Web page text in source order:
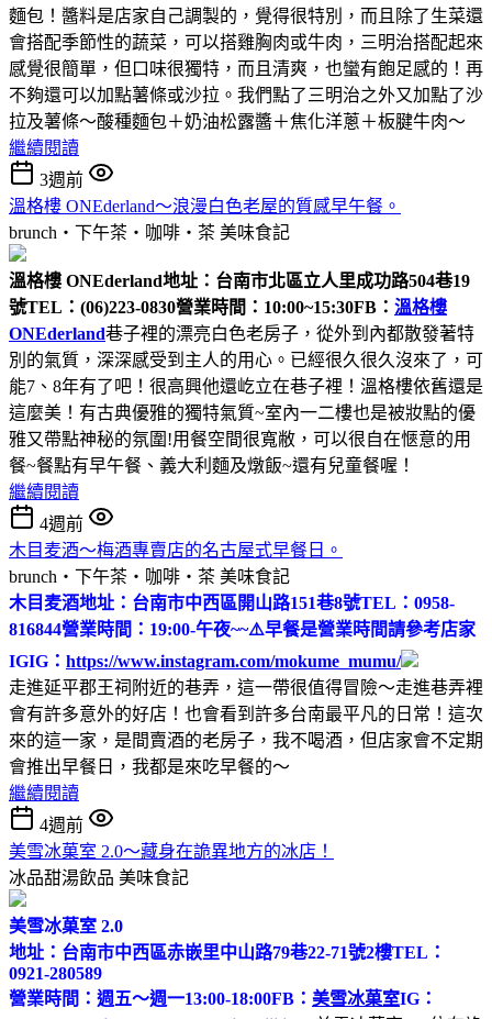
麵包！醬料是店家自己調製的，覺得很特別，而且除了生菜還
會搭配季節性的蔬菜，可以搭雞胸肉或牛肉，三明治搭配起來
感覺很簡單，但口味很獨特，而且清爽，也蠻有飽足感的！再
不夠還可以加點薯條或沙拉。我們點了三明治之外又加點了沙
拉及薯條～酸種麵包＋奶油松露醬＋焦化洋蔥＋板腱牛肉～
繼續閱讀
3週前
溫格樓 ONEderland～浪漫白色老屋的質感早午餐。
brunch‧下午茶‧咖啡‧茶 美味食記
溫格樓 ONEderland地址：台南市北區立人里成功路504巷19
號TEL：(06)223-0830營業時間：10:00~15:30FB： 溫格樓
ONEderland巷子裡的漂亮白色老房子，從外到內都散發著特
別的氣質，深深感受到主人的用心。已經很久很久沒來了，可
能7、8年有了吧！很高興他還屹立在巷子裡！溫格樓依舊還是
這麼美！有古典優雅的獨特氣質~室內一二樓也是被妝點的優
雅又帶點神秘的氛圍!用餐空間很寬敝，可以很自在愜意的用
餐~餐點有早午餐、義大利麵及燉飯~還有兒童餐喔！
繼續閱讀
4週前
木目麦酒～梅酒專賣店的名古屋式早餐日。
brunch‧下午茶‧咖啡‧茶 美味食記
木目麦酒地址：台南市中西區開山路151巷8號TEL：0958-
816844營業時間：19:00-午夜~~⚠️早餐是營業時間請參考店家
IGIG： https://www.instagram.com/mokume_mumu/
走進延平郡王祠附近的巷弄，這一帶很值得冒險～走進巷弄裡
會有許多意外的好店！也會看到許多台南最平凡的日常！這次
來的這一家，是間賣酒的老房子，我不喝酒，但店家會不定期
會推出早餐日，我都是來吃早餐的～
繼續閱讀
4週前
美雪冰菓室 2.0～藏身在詭異地方的冰店！
冰品甜湯飲品 美味食記
美雪冰菓室 2.0
地址：台南市中西區赤嵌里中山路79巷22-71號2樓TEL：
0921-280589
營業時間：週五～週一13:00-18:00FB： 美雪冰菓室IG：